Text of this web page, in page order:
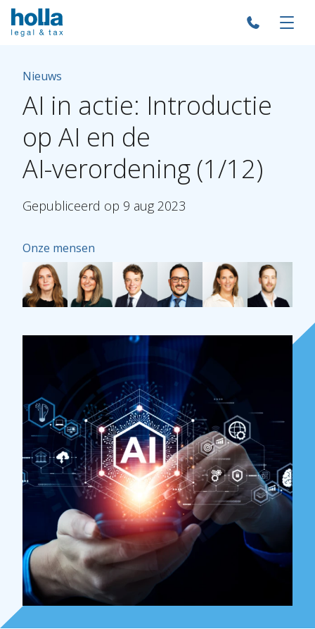
Nieuws
AI in actie: Introductie
op AI en de
AI-verordening (1/12)
Gepubliceerd op 9 aug 2023
Onze mensen